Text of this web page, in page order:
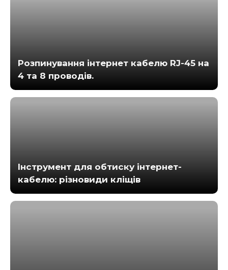
Розпинування інтернет кабелю RJ-45 на
4 та 8 проводів.
Інструмент для обтиску інтернет-
кабелю: різновиди кліщів